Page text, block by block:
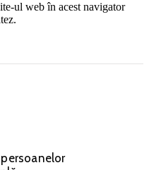
ul web în acest navigator